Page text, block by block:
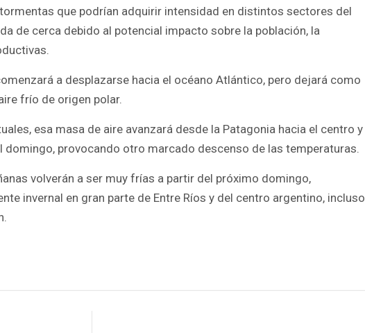
que podrían adquirir intensidad en distintos sectores del
de cerca debido al potencial impacto sobre la población, la
a desplazarse hacia el océano Atlántico, pero dejará como
frío de origen polar.
esa masa de aire avanzará desde la Patagonia hacia el centro y
domingo, provocando otro marcado descenso de las temperaturas.
volverán a ser muy frías a partir del próximo domingo,
invernal en gran parte de Entre Ríos y del centro argentino, incluso